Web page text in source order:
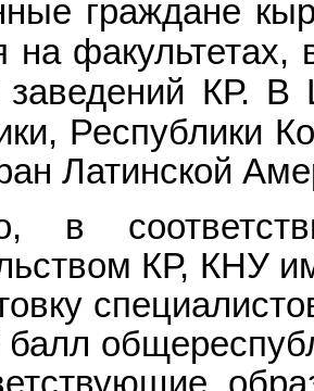
граждане
на
КР. В
Республики
Латинской
в
КР, КНУ